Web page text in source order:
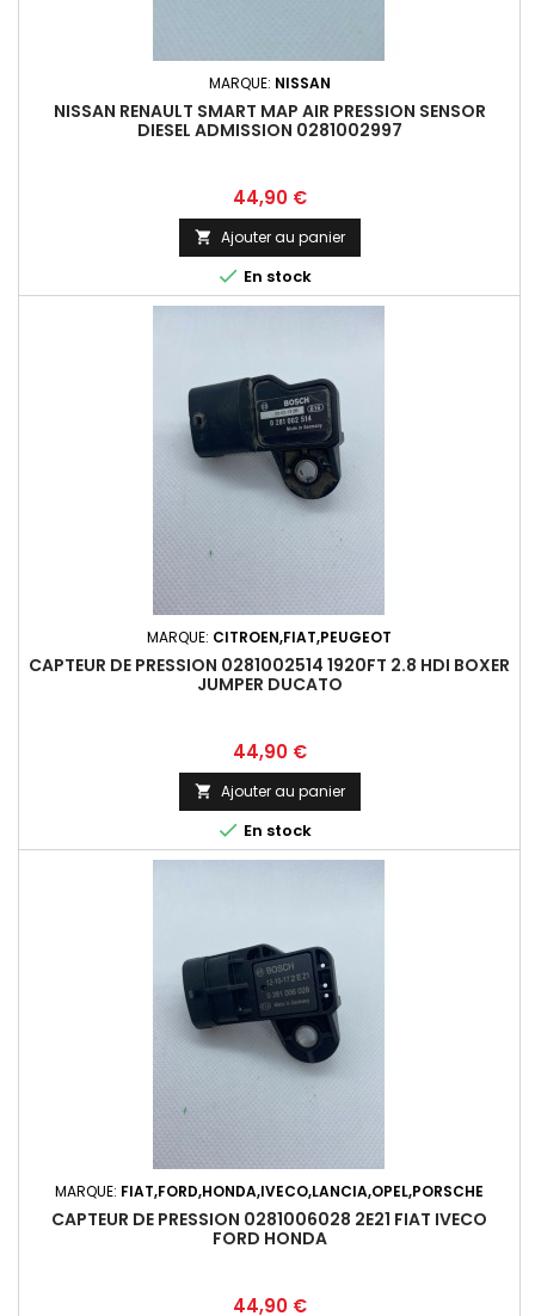
MARQUE: NISSAN
NISSAN RENAULT SMART MAP AIR PRESSION SENSOR
DIESEL ADMISSION 0281002997
Prix
44,90 €
 Ajouter au panier
 En stock
MARQUE: CITROEN,FIAT,PEUGEOT
CAPTEUR DE PRESSION 0281002514 1920FT 2.8 HDI BOXER
JUMPER DUCATO
Prix
44,90 €
 Ajouter au panier
 En stock
MARQUE: FIAT,FORD,HONDA,IVECO,LANCIA,OPEL,PORSCHE
CAPTEUR DE PRESSION 0281006028 2E21 FIAT IVECO
FORD HONDA
Prix
44,90 €